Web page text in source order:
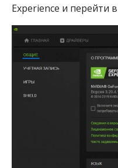
Experience и перейти